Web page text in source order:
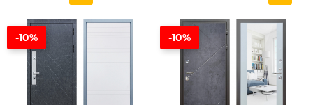
-10% -10%